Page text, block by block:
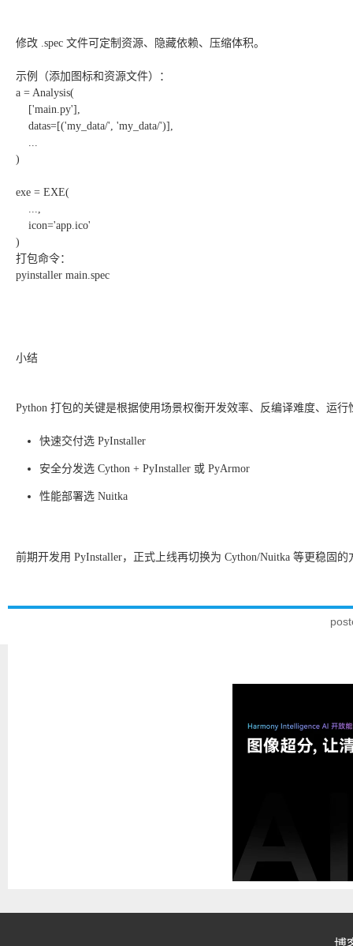
修改 .spec 文件可定制资源、隐藏依赖、压缩体积。
示例（添加图标和资源文件）：
a = Analysis(
['main.py'],
datas=[('my_data/', 'my_data/')],
...
)
exe = EXE(
...,
icon='app.ico'
)
打包命令：
pyinstaller main.spec
小结
Python 打包的关键是根据使用场景权衡开发效率、反编译难度、运行
快速交付选 PyInstaller
安全分发选 Cython + PyInstaller 或 PyArmor
性能部署选 Nuitka
前期开发用 PyInstaller，正式上线再切换为 Cython/Nuitka 等更稳固